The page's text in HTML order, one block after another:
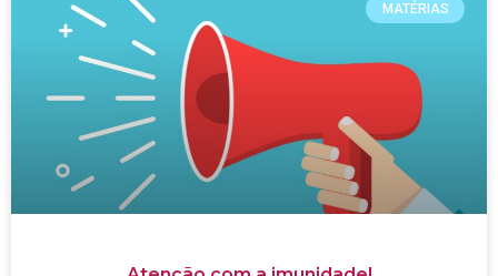
MATÉRIAS